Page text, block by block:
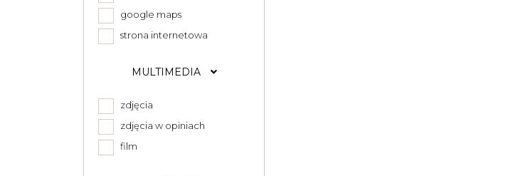
google maps
strona internetowa
MULTIMEDIA
zdjęcia
zdjęcia w opiniach
film